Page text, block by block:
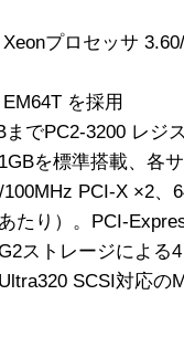
Xeonプロセッサ
を採用
までPC2-3200 レジ
を標準搭載、各
/100MHz PCI-X ×2
あたり）。PCI-
ストレージによる
SCSI対応